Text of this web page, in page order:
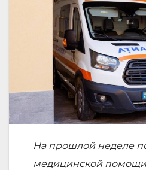
На прошлой неделе
медицинской